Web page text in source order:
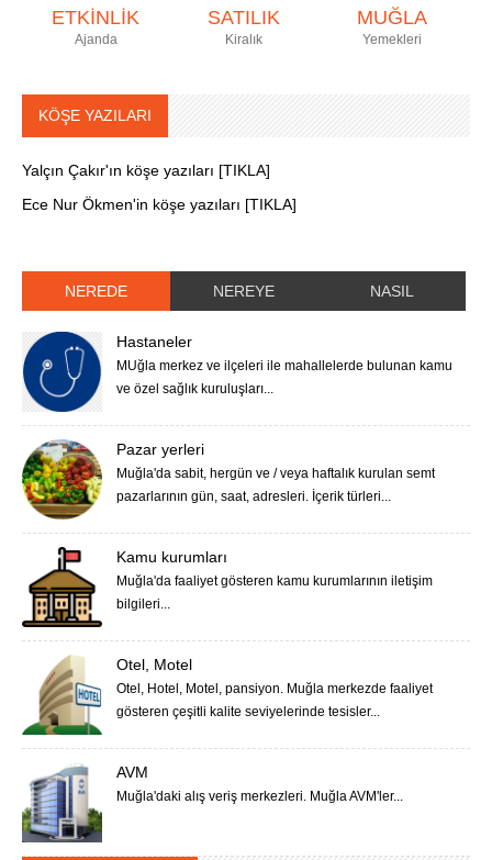
ETKİNLİK
Ajanda
SATILIK
Kiralık
MUĞLA
Yemekleri
KÖŞE YAZILARI
Yalçın Çakır'ın köşe yazıları [TIKLA]
Ece Nur Ökmen'in köşe yazıları [TIKLA]
NEREDE NEREYE NASIL
Hastaneler
MUğla merkez ve ilçeleri ile mahallelerde bulunan kamu
ve özel sağlık kuruluşları...
Pazar yerleri
Muğla'da sabit, hergün ve / veya haftalık kurulan semt
pazarlarının gün, saat, adresleri. İçerik türleri...
Kamu kurumları
Muğla'da faaliyet gösteren kamu kurumlarının iletişim
bilgileri...
Otel, Motel
Otel, Hotel, Motel, pansiyon. Muğla merkezde faaliyet
gösteren çeşitli kalite seviyelerinde tesisler...
AVM
Muğla'daki alış veriş merkezleri. Muğla AVM'ler...